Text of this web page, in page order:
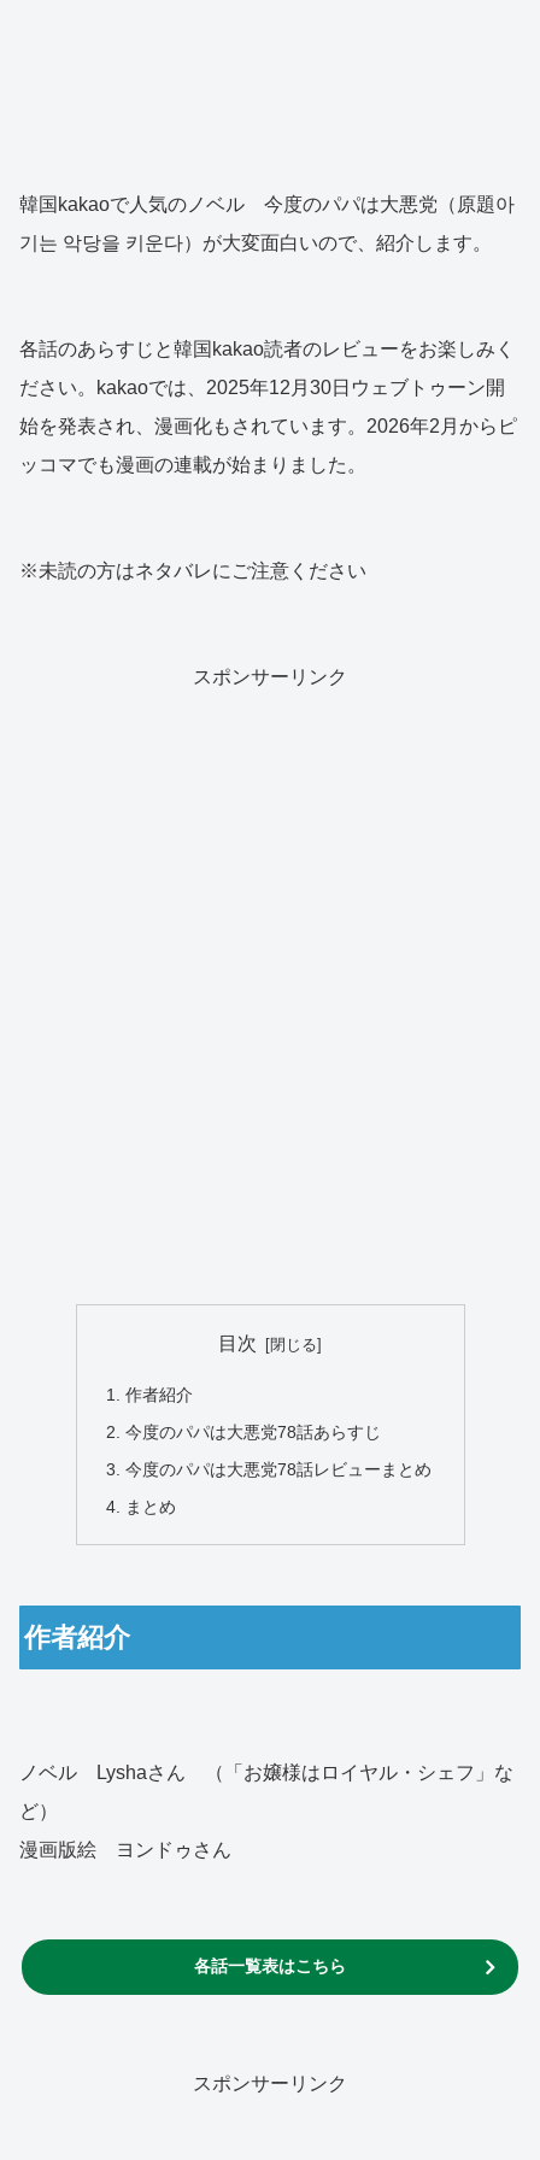
韓国kakaoで人気のノベル 今度のパパは大悪党（原題아
기는 악당을 키운다）が大変面白いので、紹介します。
各話のあらすじと韓国kakao読者のレビューをお楽しみく
ださい。kakaoでは、2025年12月30日ウェブトゥーン開
始を発表され、漫画化もされています。2026年2月からピ
ッコマでも漫画の連載が始まりました。
※未読の方はネタバレにご注意ください
スポンサーリンク
目次
作者紹介
今度のパパは大悪党78話あらすじ
今度のパパは大悪党78話レビューまとめ
まとめ
作者紹介
ノベル Lyshaさん （「お嬢様はロイヤル・シェフ」な
ど）
漫画版絵 ヨンドゥさん
各話一覧表はこちら
スポンサーリンク